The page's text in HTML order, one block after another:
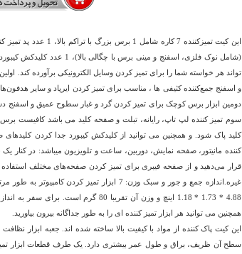
تواند هر خواسته شما را برای تمیز کردن وسایل الکترونیکی برآورده کند.
و اسفنج جمع‌کننده کثیفی ها ، مناسب برای تمیز کردن ایرپاد و سایر
دومین ابزار برس کوچک برای تمیز کردن گرد و غبار سطوح عمیق و اسفنج
سوم تمیز کننده لپ تاپ، رایانه، تبلت و صفحه کلید می باشد کافیست برس
کلید پاک شود. و همچنین می توانید از کلیدکش کیبورد جدا کردن کلیدهای
قرار می‌دهید و از صفحه فیبری برای تمیز کردن صفحه‌های مختلف
غیره.اندازه جمع و جور و سبک وزن: 7 ابزار
4.88 * 1.73 * 1.18 اینچ و وزن آن تقریبا
همچنین می توانید هر ابزار تمیز کننده ای را به طور جداگانه بیرون بیاورید.
سطح آن ظریف، براق و طول عمر بیشتری دارد. یک طرف قطعات ابزار تمیز